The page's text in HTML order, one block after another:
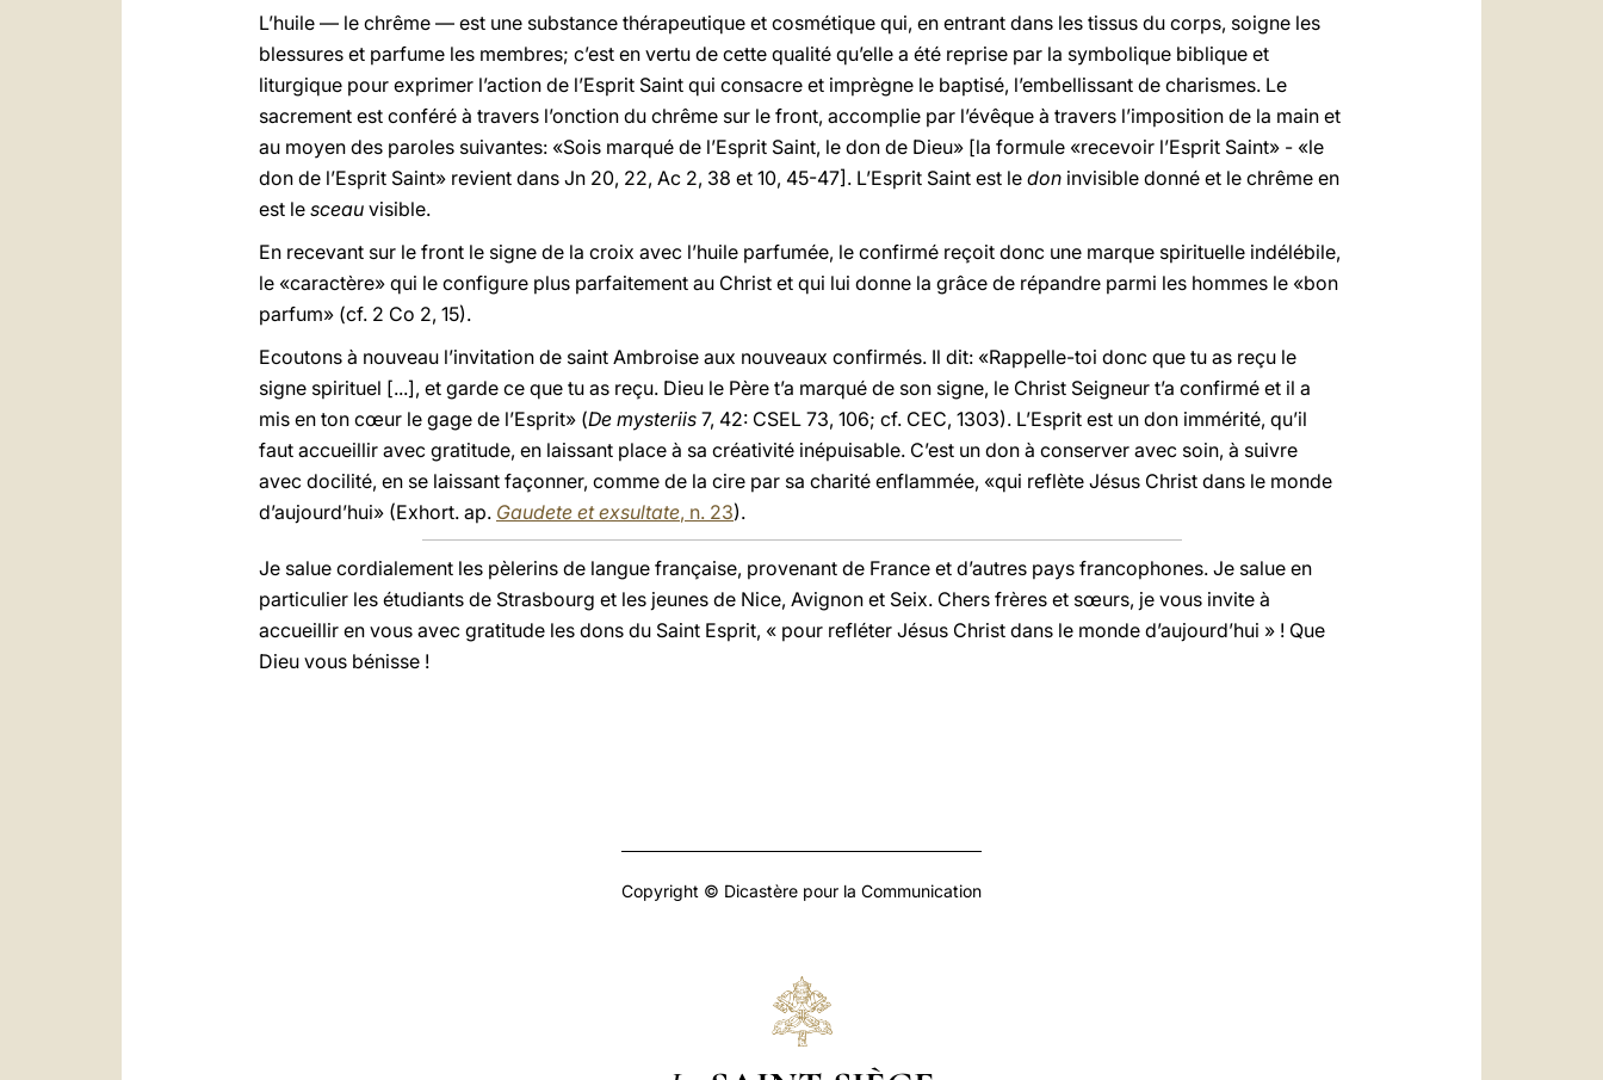
L’huile — le chrême — est une substance thérapeutique et cosmétique qui, en entrant dans les tissus du corps, soigne les
blessures et parfume les membres; c’est en vertu de cette qualité qu’elle a été reprise par la symbolique biblique et
liturgique pour exprimer l’action de l’Esprit Saint qui consacre et imprègne le baptisé, l’embellissant de charismes. Le
sacrement est conféré à travers l’onction du chrême sur le front, accomplie par l’évêque à travers l’imposition de la main et
au moyen des paroles suivantes: «Sois marqué de l’Esprit Saint, le don de Dieu» [la formule «recevoir l’Esprit Saint» - «le
don de l’Esprit Saint» revient dans Jn 20, 22, Ac 2, 38 et 10, 45-47]. L’Esprit Saint est le don invisible donné et le chrême en
est le sceau visible.
En recevant sur le front le signe de la croix avec l’huile parfumée, le confirmé reçoit donc une marque spirituelle indélébile,
le «caractère» qui le configure plus parfaitement au Christ et qui lui donne la grâce de répandre parmi les hommes le «bon
parfum» (cf. 2 Co 2, 15).
Ecoutons à nouveau l’invitation de saint Ambroise aux nouveaux confirmés. Il dit: «Rappelle-toi donc que tu as reçu le
signe spirituel [...], et garde ce que tu as reçu. Dieu le Père t’a marqué de son signe, le Christ Seigneur t’a confirmé et il a
mis en ton cœur le gage de l’Esprit» (De mysteriis 7, 42: CSEL 73, 106; cf. CEC, 1303). L’Esprit est un don immérité, qu’il
faut accueillir avec gratitude, en laissant place à sa créativité inépuisable. C’est un don à conserver avec soin, à suivre
avec docilité, en se laissant façonner, comme de la cire par sa charité enflammée, «qui reflète Jésus Christ dans le monde
d’aujourd’hui» (Exhort. ap. Gaudete et exsultate, n. 23).
Je salue cordialement les pèlerins de langue française, provenant de France et d’autres pays francophones. Je salue en
particulier les étudiants de Strasbourg et les jeunes de Nice, Avignon et Seix. Chers frères et sœurs, je vous invite à
accueillir en vous avec gratitude les dons du Saint Esprit, « pour refléter Jésus Christ dans le monde d’aujourd’hui » ! Que
Dieu vous bénisse !
Copyright © Dicastère pour la Communication